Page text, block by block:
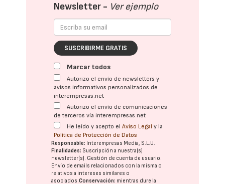
Newsletter - Ver ejemplo
SUSCRIBIRME GRATIS
Marcar todos
Autorizo el envío de newsletters y
avisos informativos personalizados de
interempresas.net
Autorizo el envío de comunicaciones
de terceros vía interempresas.net
He leído y acepto elAviso Legal y la
Política de Protección de Datos
Responsable: Interempresas Media, S.L.U.
Finalidades: Suscripción a nuestra(s)
newsletter(s). Gestión de cuenta de usuario.
Envío de emails relacionados con la misma o
relativos a intereses similares o
asociados.Conservación: mientras dure la